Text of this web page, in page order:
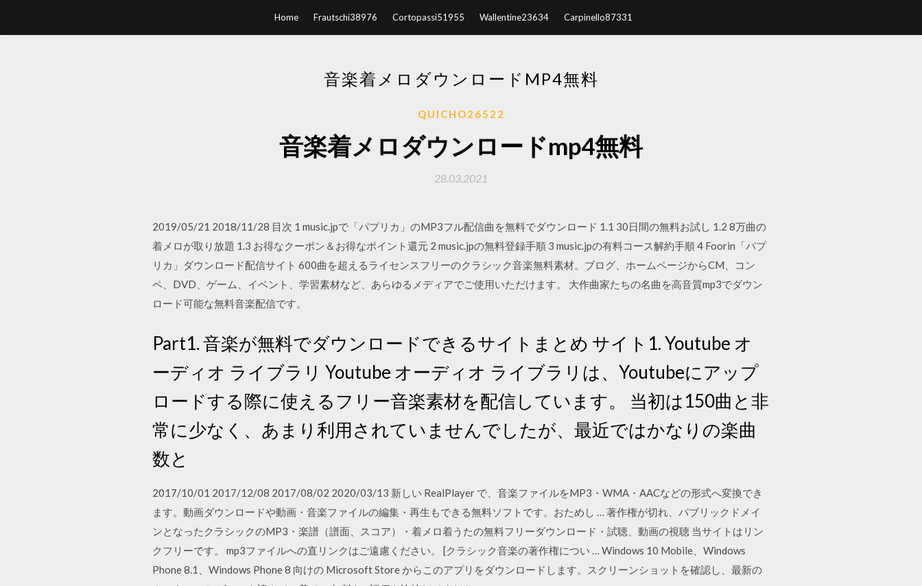
Home Frautschi38976 Cortopassi51955 Wallentine23634 Carpinello87331
音楽着メロダウンロードMP4無料
QUICHO26522
音楽着メロダウンロードmp4無料
28.03.2021
2019/05/21 2018/11/28 目次 1 music.jpで「パプリカ」のMP3フル配信曲を無料でダウンロード 1.1 30日間の無料お試し 1.2 8万曲の
着メロが取り放題 1.3 お得なクーポン＆お得なポイント還元 2 music.jpの無料登録手順 3 music.jpの有料コース解約手順 4 Foorin「パプ
リカ」ダウンロード配信サイト 600曲を超えるライセンスフリーのクラシック音楽無料素材。ブログ、ホームページからCM、コン
ペ、DVD、ゲーム、イベント、学習素材など、あらゆるメディアでご使用いただけます。 大作曲家たちの名曲を高音質mp3でダウン
ロード可能な無料音楽配信です。
Part1. 音楽が無料でダウンロードできるサイトまとめ サイト1. Youtube オ
ーディオ ライブラリ Youtube オーディオ ライブラリは、Youtubeにアップ
ロードする際に使えるフリー音楽素材を配信しています。 当初は150曲と非
常に少なく、あまり利用されていませんでしたが、最近ではかなりの楽曲
数と
2017/10/01 2017/12/08 2017/08/02 2020/03/13 新しい RealPlayer で、音楽ファイルをMP3・WMA・AACなどの形式へ変換でき
ます。動画ダウンロードや動画・音楽ファイルの編集・再生もできる無料ソフトです。おためし … 著作権が切れ、パブリックドメイ
ンとなったクラシックのMP3・楽譜（譜面、スコア）・着メロ着うたの無料フリーダウンロード・試聴、動画の視聴 当サイトはリン
クフリーです。 mp3ファイルへの直リンクはご遠慮ください。 [クラシック音楽の著作権につい … Windows 10 Mobile、Windows
Phone 8.1、Windows Phone 8 向けの Microsoft Store からこのアプリをダウンロードします。スクリーンショットを確認し、最新の